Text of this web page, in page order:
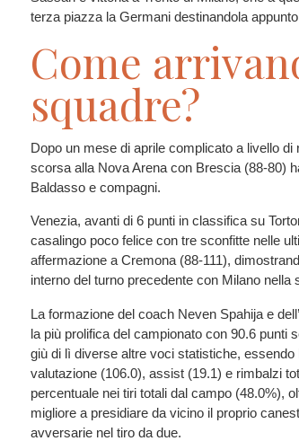
terza piazza la Germani destinandola
Come
squadre?
Dopo un mese di aprile complicato a livello
scorsa alla Nova Arena con Brescia (88-80)
Baldasso e compagni.
Venezia, avanti di 6 punti in classifica su
casalingo poco felice con tre sconfitte nelle
affermazione a Cremona (88-111),
interno del turno precedente con Milano nella
La formazione del coach Neven Spahija e
la più prolifica del campionato con 90.6 punti
giù di lì diverse altre voci statistiche,
valutazione (106.0), assist (19.1) e rimbalzi
percentuale nei tiri totali dal campo (48.0%),
migliore a presidiare da vicino il proprio
avversarie nel tiro da due.